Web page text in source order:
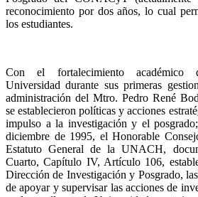
reconocimiento por dos años, lo cual
los estudiantes.
Con el fortalecimiento académico
Universidad durante sus primeras
administración del Mtro. Pedro René
se establecieron políticas y acciones
impulso a la investigación y el
diciembre de 1995, el Honorable
Estatuto General de la UNACH,
Cuarto, Capítulo IV, Artículo 106,
Dirección de Investigación y Posgrado,
de apoyar y supervisar las acciones de